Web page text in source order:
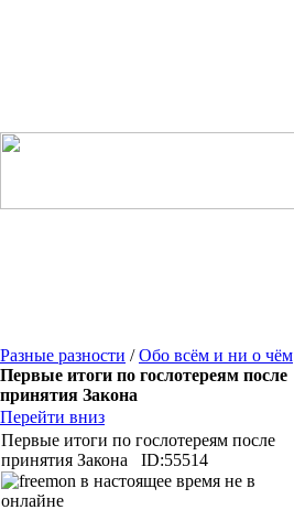
Разные разности /Обо всём и ни о чём
Первые итоги по гослотереям после
принятия Закона
Перейти вниз
Первые итоги по гослотереям после
принятия Закона
ID:55514